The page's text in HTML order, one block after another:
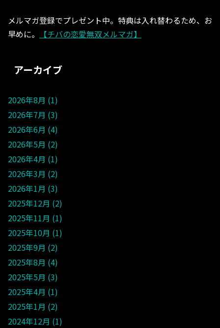
メルマガ登録でプレゼント中。特典は入れ替わるため、お
早めに。
【チバの恋愛無双メルマガ】
アーカイブ
2026年8月 1
2026年7月 3
2026年6月 4
2026年5月 2
2026年4月 1
2026年3月 2
2026年1月 3
2025年12月 2
2025年11月 1
2025年10月 1
2025年9月 2
2025年8月 4
2025年5月 3
2025年4月 1
2025年1月 2
2024年12月 1